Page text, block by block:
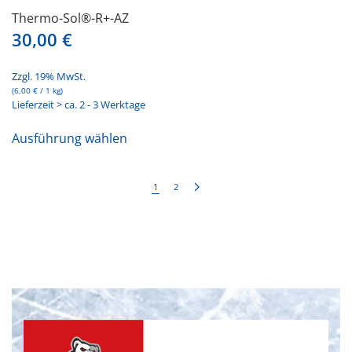
Thermo-Sol®-R+-AZ
30,00 €
Zzgl. 19% MwSt.
(6,00 € / 1 kg)
Lieferzeit > ca. 2 - 3 Werktage
Ausführung wählen
mehrere
können
auf
der
1 2